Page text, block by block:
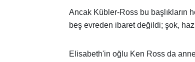
Ancak Kübler-Ross bu başlıkların
beş evreden ibaret değildi; şok,
Elisabeth'in oğlu Ken Ross da